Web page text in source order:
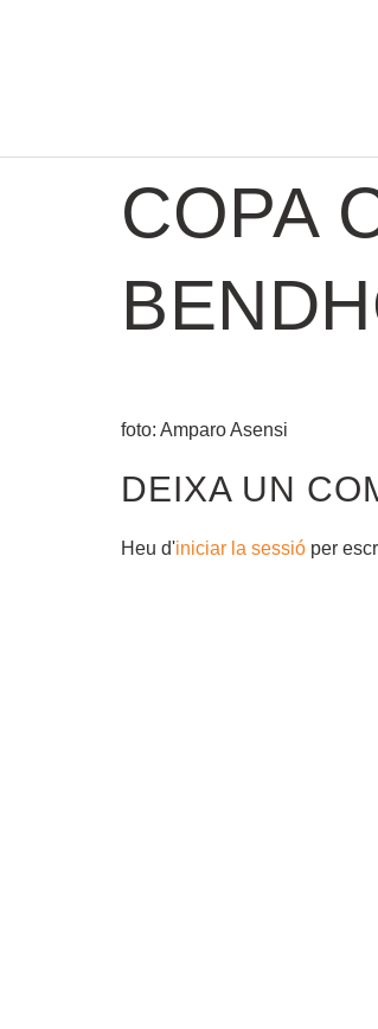
COPA
foto: Amparo Asensi
DEIXA UN
Heu d'iniciar la sessió per